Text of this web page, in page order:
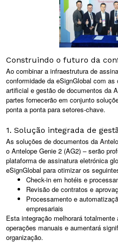
Construindo o futuro da
Ao combinar a infraestrutura de
conformidade da eSignGlobal com
artificial e gestão de documentos da
partes fornecerão em conjunto
ponta a ponta para setores-chave.
1. Solução integrada de
As soluções de documentos da
o Antelope Genie 2 (AG2) – serão
plataforma de assinatura eletrónica
eSignGlobal para otimizar os
Check-in em hotéis e
Revisão de contratos e
Processamento e
empresariais
Esta integração melhorará
operações manuais e aumentará
organização.